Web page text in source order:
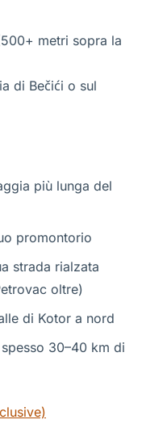
metri sopra la
di Bečići o sul
più lunga del
promontorio
strada rialzata
oltre)
di Kotor a nord
30–40 km di